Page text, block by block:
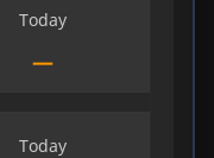
Today
—
Today